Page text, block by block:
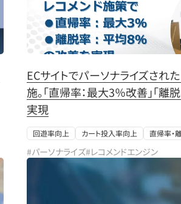
ECサイトでパーソナライズされ
施。「直帰率：最大3％改善」「離
実現
回遊率向上 カート投入率向上 直帰率・
#パーソナライズ#レコメンドエンジン